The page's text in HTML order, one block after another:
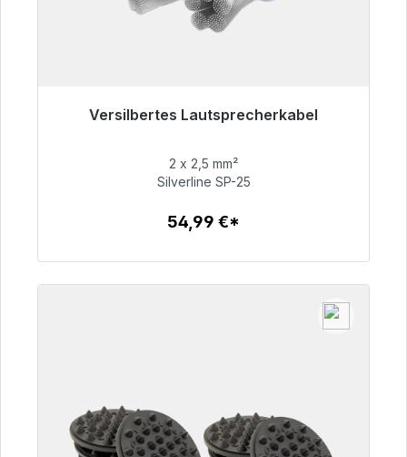
Versilbertes Lautsprecherkabel
54,99 €
2 x 2,5 mm²
Silverline SP-25
54,99 €*